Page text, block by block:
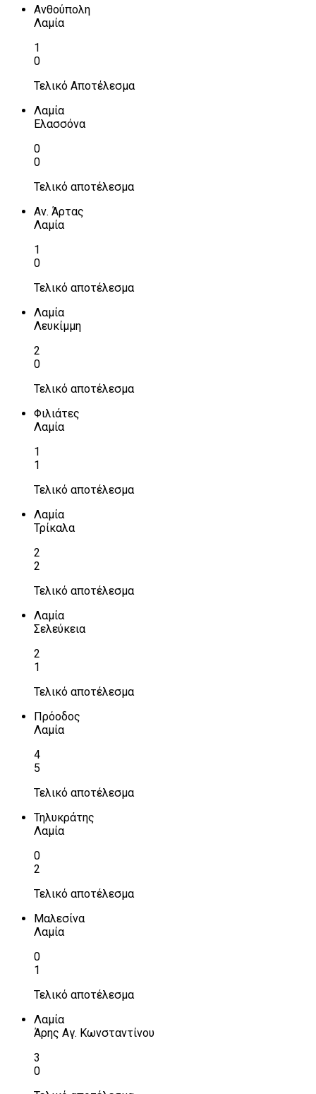
Ανθούπολη
Λαμία
1
0
Τελικό Αποτέλεσμα
Λαμία
Ελασσόνα
0
0
Τελικό αποτέλεσμα
Αν. Άρτας
Λαμία
1
0
Τελικό αποτέλεσμα
Λαμία
Λευκίμμη
2
0
Τελικό αποτέλεσμα
Φιλιάτες
Λαμία
1
1
Τελικό αποτέλεσμα
Λαμία
Τρίκαλα
2
2
Τελικό αποτέλεσμα
Λαμία
Σελεύκεια
2
1
Τελικό αποτέλεσμα
Πρόοδος
Λαμία
4
5
Τελικό αποτέλεσμα
Τηλυκράτης
Λαμία
0
2
Τελικό αποτέλεσμα
Μαλεσίνα
Λαμία
0
1
Τελικό αποτέλεσμα
Λαμία
Άρης Αγ. Κωνσταντίνου
3
0